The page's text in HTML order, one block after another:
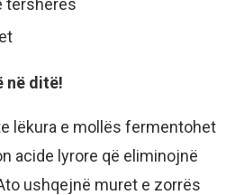
tërshërës
në ditë!
lëkura e mollës fermentohet
acide lyrore që eliminojnë
ushqejnë muret e zorrës